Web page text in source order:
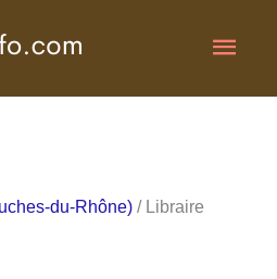
du-Rhône) / Libraire